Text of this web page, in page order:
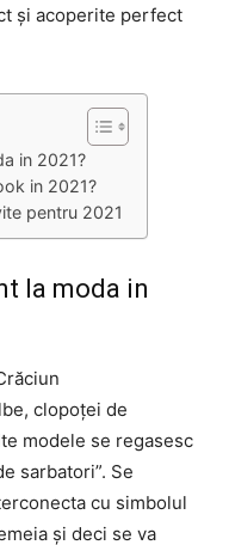
și acoperite perfect
in 2021?
in 2021?
pentru 2021
la moda in
clopoței de
modele se regasesc
sarbatori”. Se
cu simbolul
și deci se va